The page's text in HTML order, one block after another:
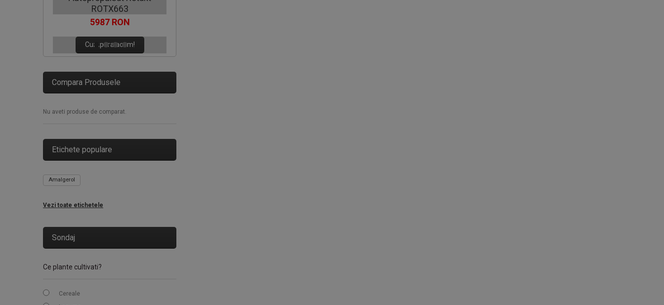
ROTX663
5987 RON
Cumpara acum!
Compara Produsele
Nu aveti produse de comparat.
Etichete populare
Amalgerol
Vezi toate etichetele
Sondaj
Ce plante cultivati?
Cereale